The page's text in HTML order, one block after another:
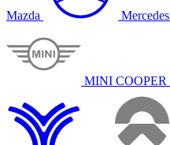
Mazda Mercedes
MINI COOPER